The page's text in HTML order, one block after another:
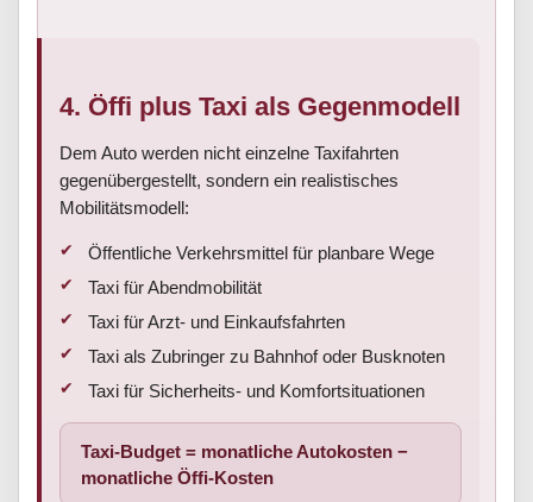
4. Öffi plus Taxi als Gegenmodell
Dem Auto werden nicht einzelne Taxifahrten
gegenübergestellt, sondern ein realistisches
Mobilitätsmodell:
Öffentliche Verkehrsmittel für planbare Wege
Taxi für Abendmobilität
Taxi für Arzt- und Einkaufsfahrten
Taxi als Zubringer zu Bahnhof oder Busknoten
Taxi für Sicherheits- und Komfortsituationen
Taxi-Budget = monatliche Autokosten −
monatliche Öffi-Kosten